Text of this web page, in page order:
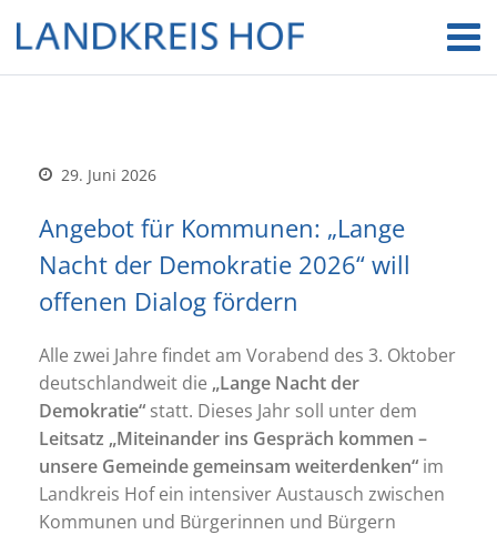
29. Juni 2026
Angebot für Kommunen: „Lange
Nacht der Demokratie 2026“ will
offenen Dialog fördern
Alle zwei Jahre findet am Vorabend des 3. Oktober
deutschlandweit die „Lange Nacht der
Demokratie“ statt. Dieses Jahr soll unter dem
Leitsatz „Miteinander ins Gespräch kommen –
unsere Gemeinde gemeinsam weiterdenken“ im
Landkreis Hof ein intensiver Austausch zwischen
Kommunen und Bürgerinnen und Bürgern